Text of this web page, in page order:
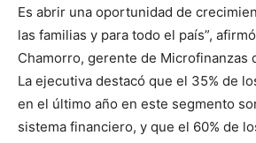
Es abrir una oportunidad de
las familias y para todo el país”,
Chamorro, gerente de Microfinanzas
La ejecutiva destacó que el 35% de
en el último año en este segmento
sistema financiero, y que el 60% de